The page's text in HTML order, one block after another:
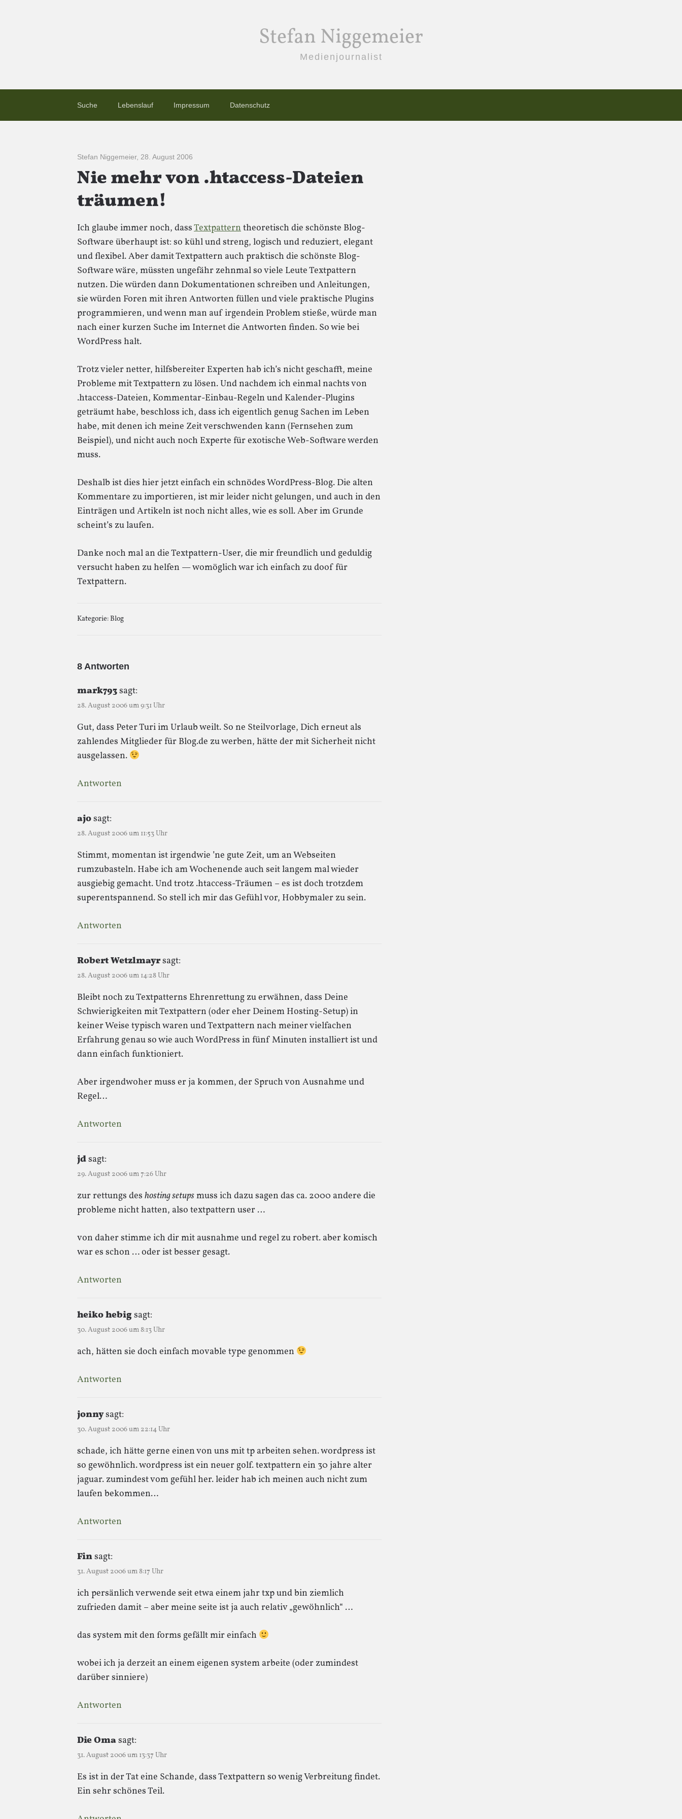
Stefan Niggemeier
Medienjournalist
Suche Lebenslauf Impressum Datenschutz
Stefan Niggemeier, 28. August 2006
Nie mehr von .htaccess-Dateien
träumen!
Ich glaube immer noch, dassTextpatterntheoretisch die schönste Blog-
Software überhaupt ist: so kühl und streng, logisch und reduziert, elegant
und flexibel. Aber damit Textpattern auch praktisch die schönste Blog-
Software wäre, müssten ungefähr zehnmal so viele Leute Textpattern
nutzen. Die würden dann Dokumentationen schreiben und Anleitungen,
sie würden Foren mit ihren Antworten füllen und viele praktische Plugins
programmieren, und wenn man auf irgendein Problem stieße, würde man
nach einer kurzen Suche im Internet die Antworten finden. So wie bei
WordPress halt.
Trotz vieler netter, hilfsbereiter Experten hab ich’s nicht geschafft, meine
Probleme mit Textpattern zu lösen. Und nachdem ich einmal nachts von
.htaccess-Dateien, Kommentar-Einbau-Regeln und Kalender-Plugins
geträumt habe, beschloss ich, dass ich eigentlich genug Sachen im Leben
habe, mit denen ich meine Zeit verschwenden kann (Fernsehen zum
Beispiel), und nicht auch noch Experte für exotische Web-Software werden
muss.
Deshalb ist dies hier jetzt einfach ein schnödes WordPress-Blog. Die alten
Kommentare zu importieren, ist mir leider nicht gelungen, und auch in den
Einträgen und Artikeln ist noch nicht alles, wie es soll. Aber im Grunde
scheint’s zu laufen.
Danke noch mal an die Textpattern-User, die mir freundlich und geduldig
versucht haben zu helfen — womöglich war ich einfach zu doof für
Textpattern.
Kategorie:Blog
8 Antworten
mark793sagt:
28. August 2006 um 9:31 Uhr
Gut, dass Peter Turi im Urlaub weilt. So ne Steilvorlage, Dich erneut als
zahlendes Mitglieder für Blog.de zu werben, hätte der mit Sicherheit nicht
ausgelassen.
Antworten
ajosagt:
28. August 2006 um 11:53 Uhr
Stimmt, momentan ist irgendwie ’ne gute Zeit, um an Webseiten
rumzubasteln. Habe ich am Wochenende auch seit langem mal wieder
ausgiebig gemacht. Und trotz .htaccess-Träumen – es ist doch trotzdem
superentspannend. So stell ich mir das Gefühl vor, Hobbymaler zu sein.
Antworten
Robert Wetzlmayrsagt:
28. August 2006 um 14:28 Uhr
Bleibt noch zu Textpatterns Ehrenrettung zu erwähnen, dass Deine
Schwierigkeiten mit Textpattern (oder eher Deinem Hosting-Setup) in
keiner Weise typisch waren und Textpattern nach meiner vielfachen
Erfahrung genau so wie auch WordPress in fünf Minuten installiert ist und
dann einfach funktioniert.
Aber irgendwoher muss er ja kommen, der Spruch von Ausnahme und
Regel…
Antworten
jdsagt:
29. August 2006 um 7:26 Uhr
zur rettungs des hosting setupsmuss ich dazu sagen das ca. 2000 andere die
probleme nicht hatten, also textpattern user …
von daher stimme ich dir mit ausnahme und regel zu robert. aber komisch
war es schon … oder ist besser gesagt.
Antworten
heiko hebigsagt:
30. August 2006 um 8:13 Uhr
ach, hätten sie doch einfach movable type genommen
Antworten
jonnysagt:
30. August 2006 um 22:14 Uhr
schade, ich hätte gerne einen von uns mit tp arbeiten sehen. wordpress ist
so gewöhnlich. wordpress ist ein neuer golf. textpattern ein 30 jahre alter
jaguar. zumindest vom gefühl her. leider hab ich meinen auch nicht zum
laufen bekommen…
Antworten
Finsagt:
31. August 2006 um 8:17 Uhr
ich persänlich verwende seit etwa einem jahr txp und bin ziemlich
zufrieden damit – aber meine seite ist ja auch relativ „gewöhnlich“ …
das system mit den forms gefällt mir einfach
wobei ich ja derzeit an einem eigenen system arbeite (oder zumindest
darüber sinniere)
Antworten
Die Omasagt:
31. August 2006 um 13:37 Uhr
Es ist in der Tat eine Schande, dass Textpattern so wenig Verbreitung findet.
Ein sehr schönes Teil.